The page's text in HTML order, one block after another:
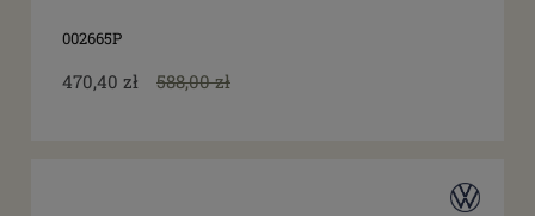
002665P
470,40 zł 588,00 zł